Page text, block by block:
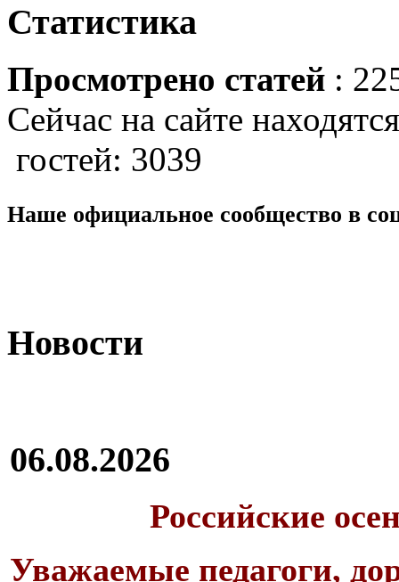
Статистика
Просмотрено статей :
Сейчас на сайте
гостей: 3039
Наше официальное сообщество в
Новости
06.08.2026
Российские
Уважаемые педагоги,